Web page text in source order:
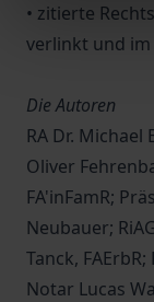
• zitierte
verlinkt und im
Die Autoren
RA Dr. Michael
Oliver
FA'inFamR;
Neubauer;
Tanck,
Notar Lucas